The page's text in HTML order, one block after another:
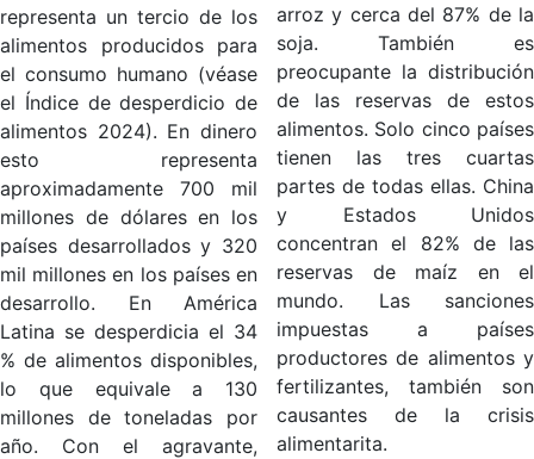
representa un tercio de los
alimentos producidos para
el consumo humano (véase
el Índice de desperdicio de
alimentos 2024). En dinero
esto representa
aproximadamente 700 mil
millones de dólares en los
países desarrollados y 320
mil millones en los países en
desarrollo. En América
Latina se desperdicia el 34
% de alimentos disponibles,
lo que equivale a 130
millones de toneladas por
año. Con el agravante,
arroz y cerca del 87% de la
soja. También es
preocupante la distribución
de las reservas de estos
alimentos. Solo cinco países
tienen las tres cuartas
partes de todas ellas. China
y Estados Unidos
concentran el 82% de las
reservas de maíz en el
mundo. Las sanciones
impuestas a países
productores de alimentos y
fertilizantes, también son
causantes de la crisis
alimentarita.